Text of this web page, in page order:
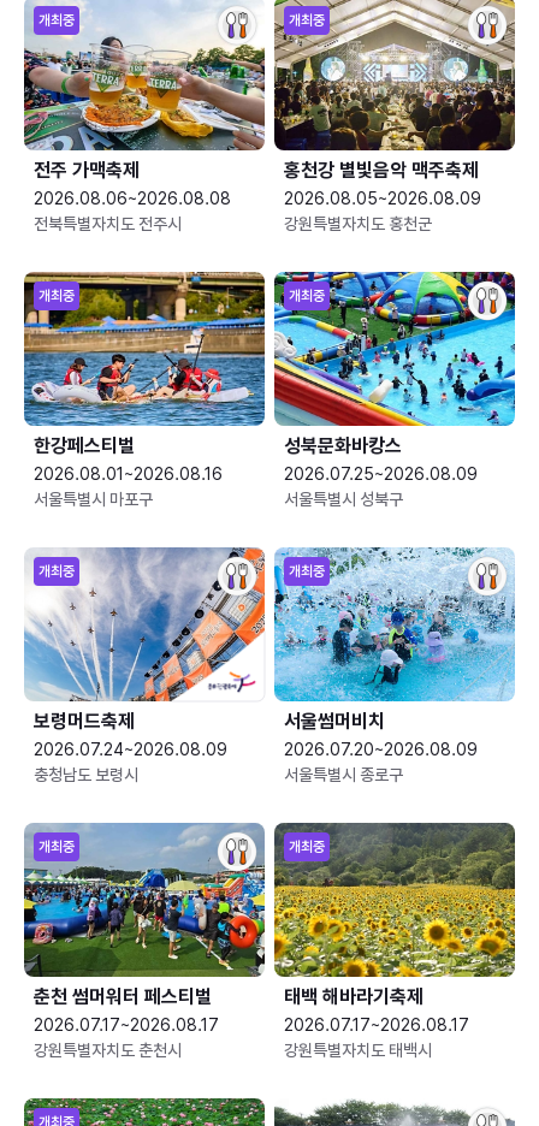
개최중
전주 가맥축제
2026.08.06~2026.08.08
전북특별자치도 전주시
개최중
홍천강 별빛음악 맥주축제
2026.08.05~2026.08.09
강원특별자치도 홍천군
개최중
한강페스티벌
2026.08.01~2026.08.16
서울특별시 마포구
개최중
성북문화바캉스
2026.07.25~2026.08.09
서울특별시 성북구
개최중
보령머드축제
2026.07.24~2026.08.09
충청남도 보령시
개최중
서울썸머비치
2026.07.20~2026.08.09
서울특별시 종로구
개최중
춘천 썸머워터 페스티벌
2026.07.17~2026.08.17
강원특별자치도 춘천시
개최중
태백 해바라기축제
2026.07.17~2026.08.17
강원특별자치도 태백시
개최중